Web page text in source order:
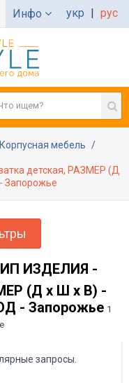
Инфо укр | рус
Корпусная мебель
детская, РАЗМЕР (Д
Запорожье
ИЗДЕЛИЯ -
(Д х Ш х В) -
- Запорожье 1
запросы.